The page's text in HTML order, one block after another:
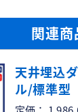
関連商
天井埋込
ル/標準型